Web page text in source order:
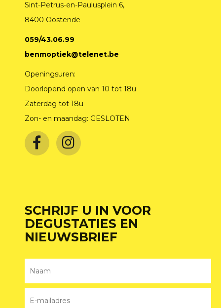
Sint-Petrus-en-Paulusplein 6,
8400 Oostende
059/43.06.99
benmoptiek@telenet.be
Openingsuren:
Doorlopend open van 10 tot 18u
Zaterdag tot 18u
Zon- en maandag: GESLOTEN
SCHRIJF U IN VOOR
DEGUSTATIES EN
NIEUWSBRIEF